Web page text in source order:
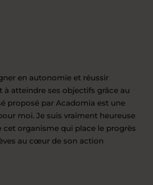
en autonomie et réussir
à atteindre ses objectifs grâce au
proposé par Acadomia est une
moi. Je suis vraiment heureuse
cet organisme qui place le progrès
au cœur de son action